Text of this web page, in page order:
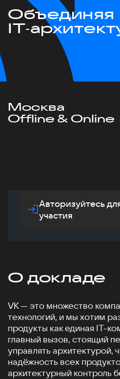
Объединяя
Москва
Offline & Online
Авторизуйтесь
участия
О докладе
VK — это множество
технологий, и мы хотим
продукты как единая IT-
главный вызов, стоящий
управлять архитектурой,
надёжность всех
архитектурный контроль